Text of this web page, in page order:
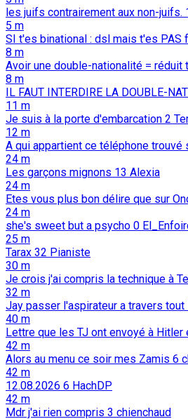
les juifs contrairement aux non-juifs.
5 m
SI t'es binational : dsl mais t'es PAS
8 m
Avoir une double-nationalité = réduit
8 m
IL FAUT INTERDIRE LA DOUBLE-
11 m
Je suis à la porte d'embarcation 2
12 m
A qui appartient ce téléphone trouvé
24 m
Les garçons mignons 13 Alexia
24 m
Etes vous plus bon délire que sur
24 m
she's sweet but a psycho 0
25 m
Tarax 32 Pianiste
30 m
Je crois j'ai compris la technique à
32 m
Jay passer l'aspirateur a travers tout
40 m
Lettre que les TJ ont envoyé à Hitler
42 m
Alors au menu ce soir mes Zamis 6
42 m
12.08.2026 6 HachDP
42 m
Mdr j'ai rien compris 3 chienchaud